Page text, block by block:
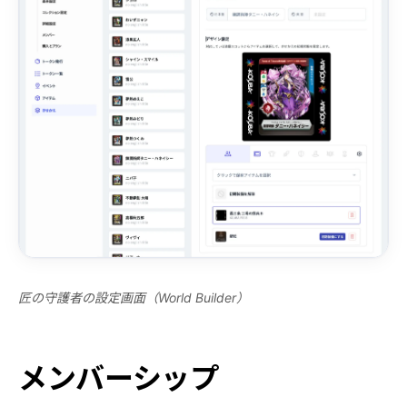
匠の守護者の設定画面（World Builder）
メンバーシップ